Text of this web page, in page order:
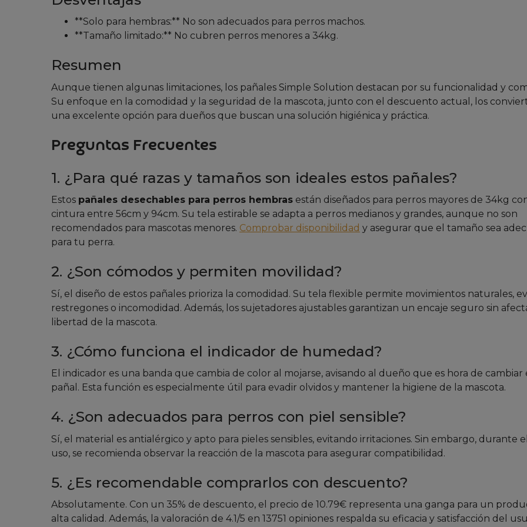
**Solo para hembras:** No son adecuados para perros machos.
**Tamaño limitado:** No cubren perros menores a 34kg.
Resumen
Aunque tienen algunas limitaciones, los pañales Simple Solution destacan por su funcionalidad y
Su enfoque en la comodidad y la seguridad de la mascota, junto con el descuento actual, los
una excelente opción para dueños que buscan una solución higiénica y práctica.
Preguntas Frecuentes
1. ¿Para qué razas y tamaños son ideales estos pañales?
Estos pañales desechables para perros hembras están diseñados para perros mayores de 34kg
cintura entre 56cm y 94cm. Su tela estirable se adapta a perros medianos y grandes, aunque no son
recomendados para mascotas menores. Comprobar disponibilidad y asegurar que el tamaño sea
para tu perra.
2. ¿Son cómodos y permiten movilidad?
Sí, el diseño de estos pañales prioriza la comodidad. Su tela flexible permite movimientos naturales,
restregones o incomodidad. Además, los sujetadores ajustables garantizan un encaje seguro sin
libertad de la mascota.
3. ¿Cómo funciona el indicador de humedad?
El indicador es una banda que cambia de color al mojarse, avisando al dueño que es hora de cambiar
pañal. Esta función es especialmente útil para evadir olvidos y mantener la higiene de la mascota.
4. ¿Son adecuados para perros con piel sensible?
Sí, el material es antialérgico y apto para pieles sensibles, evitando irritaciones. Sin embargo, durante
uso, se recomienda observar la reacción de la mascota para asegurar compatibilidad.
5. ¿Es recomendable comprarlos con descuento?
Absolutamente. Con un 35% de descuento, el precio de 10.79€ representa una ganga para un
alta calidad. Además, la valoración de 4.1/5 en 13751 opiniones respalda su eficacia y satisfacción del